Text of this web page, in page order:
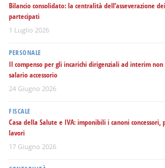
Bilancio consolidato: la centralità dell’asseverazione
partecipati
1 Luglio 2026
PERSONALE
Il compenso per gli incarichi dirigenziali ad interim
salario accessorio
24 Giugno 2026
FISCALE
Casa della Salute e IVA: imponibili i canoni
lavori
17 Giugno 2026